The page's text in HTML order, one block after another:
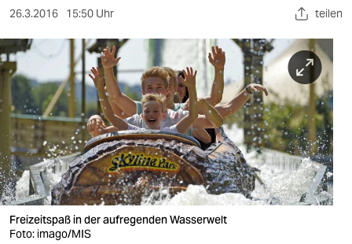
sport
berlin
nord
wahrheit
verlag
verlag
26.3.2016 15:50 Uhr teilen
Freizeitspaß in der aufregenden Wasserwelt
Foto: imago/MIS